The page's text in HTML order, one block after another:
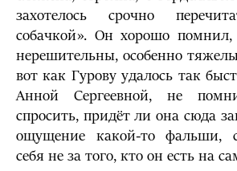
захотелось срочно
собачкой». Он хорошо
нерешительны, особенно
вот как Гурову удалось так
Анной Сергеевной, не
спросить, придёт ли она сюда
ощущение какой-то фальши,
себя не за того, кто он есть на